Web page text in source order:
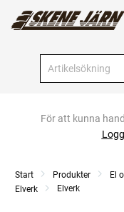
För att kunna
Start Produkter El
Elverk
Elverk